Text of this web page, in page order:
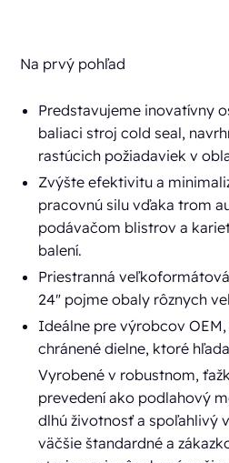
Na prvý pohľad
Predstavujeme inovatívny
baliaci stroj cold seal,
rastúcich požiadaviek v
Zvýšte efektivitu a
pracovnú silu vďaka trom
podávačom blistrov a
balení.
Priestranná
24" pojme obaly rôznych
Ideálne pre výrobcov
chránené dielne, ktoré
Vyrobené v robustnom,
prevedení ako podlahový
dlhú životnosť a spoľahlivý
väčšie štandardné a